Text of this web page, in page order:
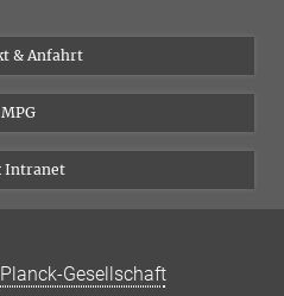
& Anfahrt
MPG
Intranet
Gesellschaft